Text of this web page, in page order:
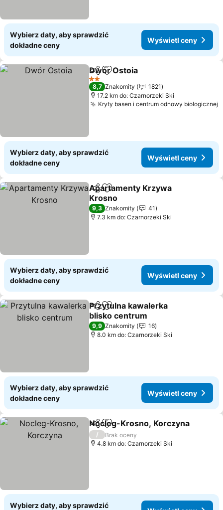
Wybierz daty, aby sprawdzić
dokładne ceny
Wyświetl ceny
Udostępnij
Dodaj do ulubionych
Dwór Ostoia
2 Kategoria
8,7 Znakomity
1821
17.2 km do: Czarnorzeki Ski
Kryty basen i centrum odnowy biologicznej
Wybierz daty, aby sprawdzić
dokładne ceny
Wyświetl ceny
Udostępnij
Dodaj do ulubionych
Apartamenty Krzywa
Krosno
9,3 Znakomity
41
7.3 km do: Czarnorzeki Ski
Wybierz daty, aby sprawdzić
dokładne ceny
Wyświetl ceny
Udostępnij
Dodaj do ulubionych
Przytulna kawalerka
blisko centrum
9,9 Znakomity
16
8.0 km do: Czarnorzeki Ski
Wybierz daty, aby sprawdzić
dokładne ceny
Wyświetl ceny
Udostępnij
Dodaj do ulubionych
Nocleg-Krosno, Korczyna
/
Brak oceny
4.8 km do: Czarnorzeki Ski
Wybierz daty, aby sprawdzić